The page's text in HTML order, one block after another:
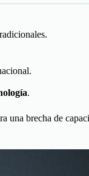
.
una brecha de